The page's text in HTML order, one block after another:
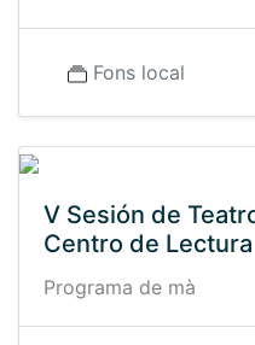
Fons local
V Sesión de
Centro de Lectura
Programa de mà